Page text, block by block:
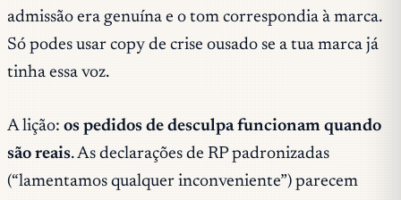
admissão era genuína e o tom correspondia à marca.
Só podes usar copy de crise ousado se a tua marca já
tinha essa voz.
A lição: os pedidos de desculpa funcionam quando
são reais. As declarações de RP padronizadas
(“lamentamos qualquer inconveniente”) parecem